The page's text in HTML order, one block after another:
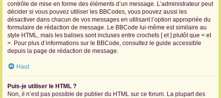
contrôle de mise en forme des éléments d’un message. L’administrateur peut
décider si vous pouvez utiliser les BBCodes, vous pouvez aussi les
désactiver dans chacun de vos messages en utilisant l’option appropriée du
formulaire de rédaction de message. Le BBCode lui-même est similaire au
style HTML, mais les balises sont incluses entre crochets [ et ] plutôt que < et
>. Pour plus d’informations sur le BBCode, consultez le guide accessible
depuis la page de rédaction de message.
Haut
Puis-je utiliser le HTML ?
Non, il n’est pas possible de publier du HTML sur ce forum. La plupart des